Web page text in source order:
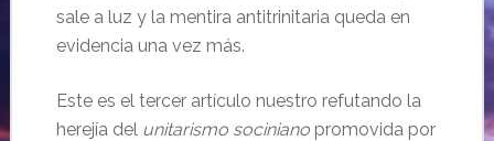
sale a luz y la mentira antitrinitaria queda en
evidencia una vez más.
Este es el tercer artículo nuestro refutando la
herejía del unitarismo socinianopromovida por